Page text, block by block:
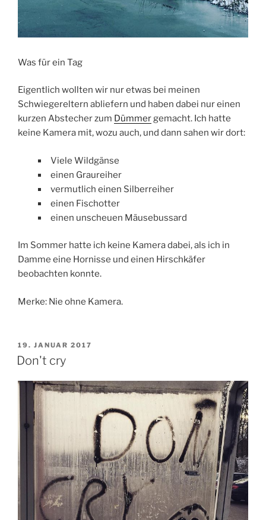
Was für ein Tag
Eigentlich wollten wir nur etwas bei meinen
Schwiegereltern abliefern und haben dabei nur einen
kurzen Abstecher zum Dümmergemacht. Ich hatte
keine Kamera mit, wozu auch, und dann sahen wir dort:
Viele Wildgänse
einen Graureiher
vermutlich einen Silberreiher
einen Fischotter
einen unscheuen Mäusebussard
Im Sommer hatte ich keine Kamera dabei, als ich in
Damme eine Hornisse und einen Hirschkäfer
beobachten konnte.
Merke: Nie ohne Kamera.
VERÖFFENTLICHT
AM
19. JANUAR 2017
Don't cry